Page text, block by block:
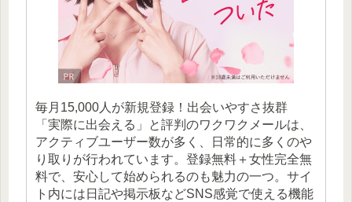
毎月15,000人が新規登録！出会いやすさ抜群
「実際に出会える」と評判のワクワクメールは、
アクティブユーザー数が多く、日常的に多くのや
り取りが行われています。登録無料＋女性完全無
料で、安心して始められるのも魅力の一つ。サイ
ト内には日記や掲示板などSNS感覚で使える機能